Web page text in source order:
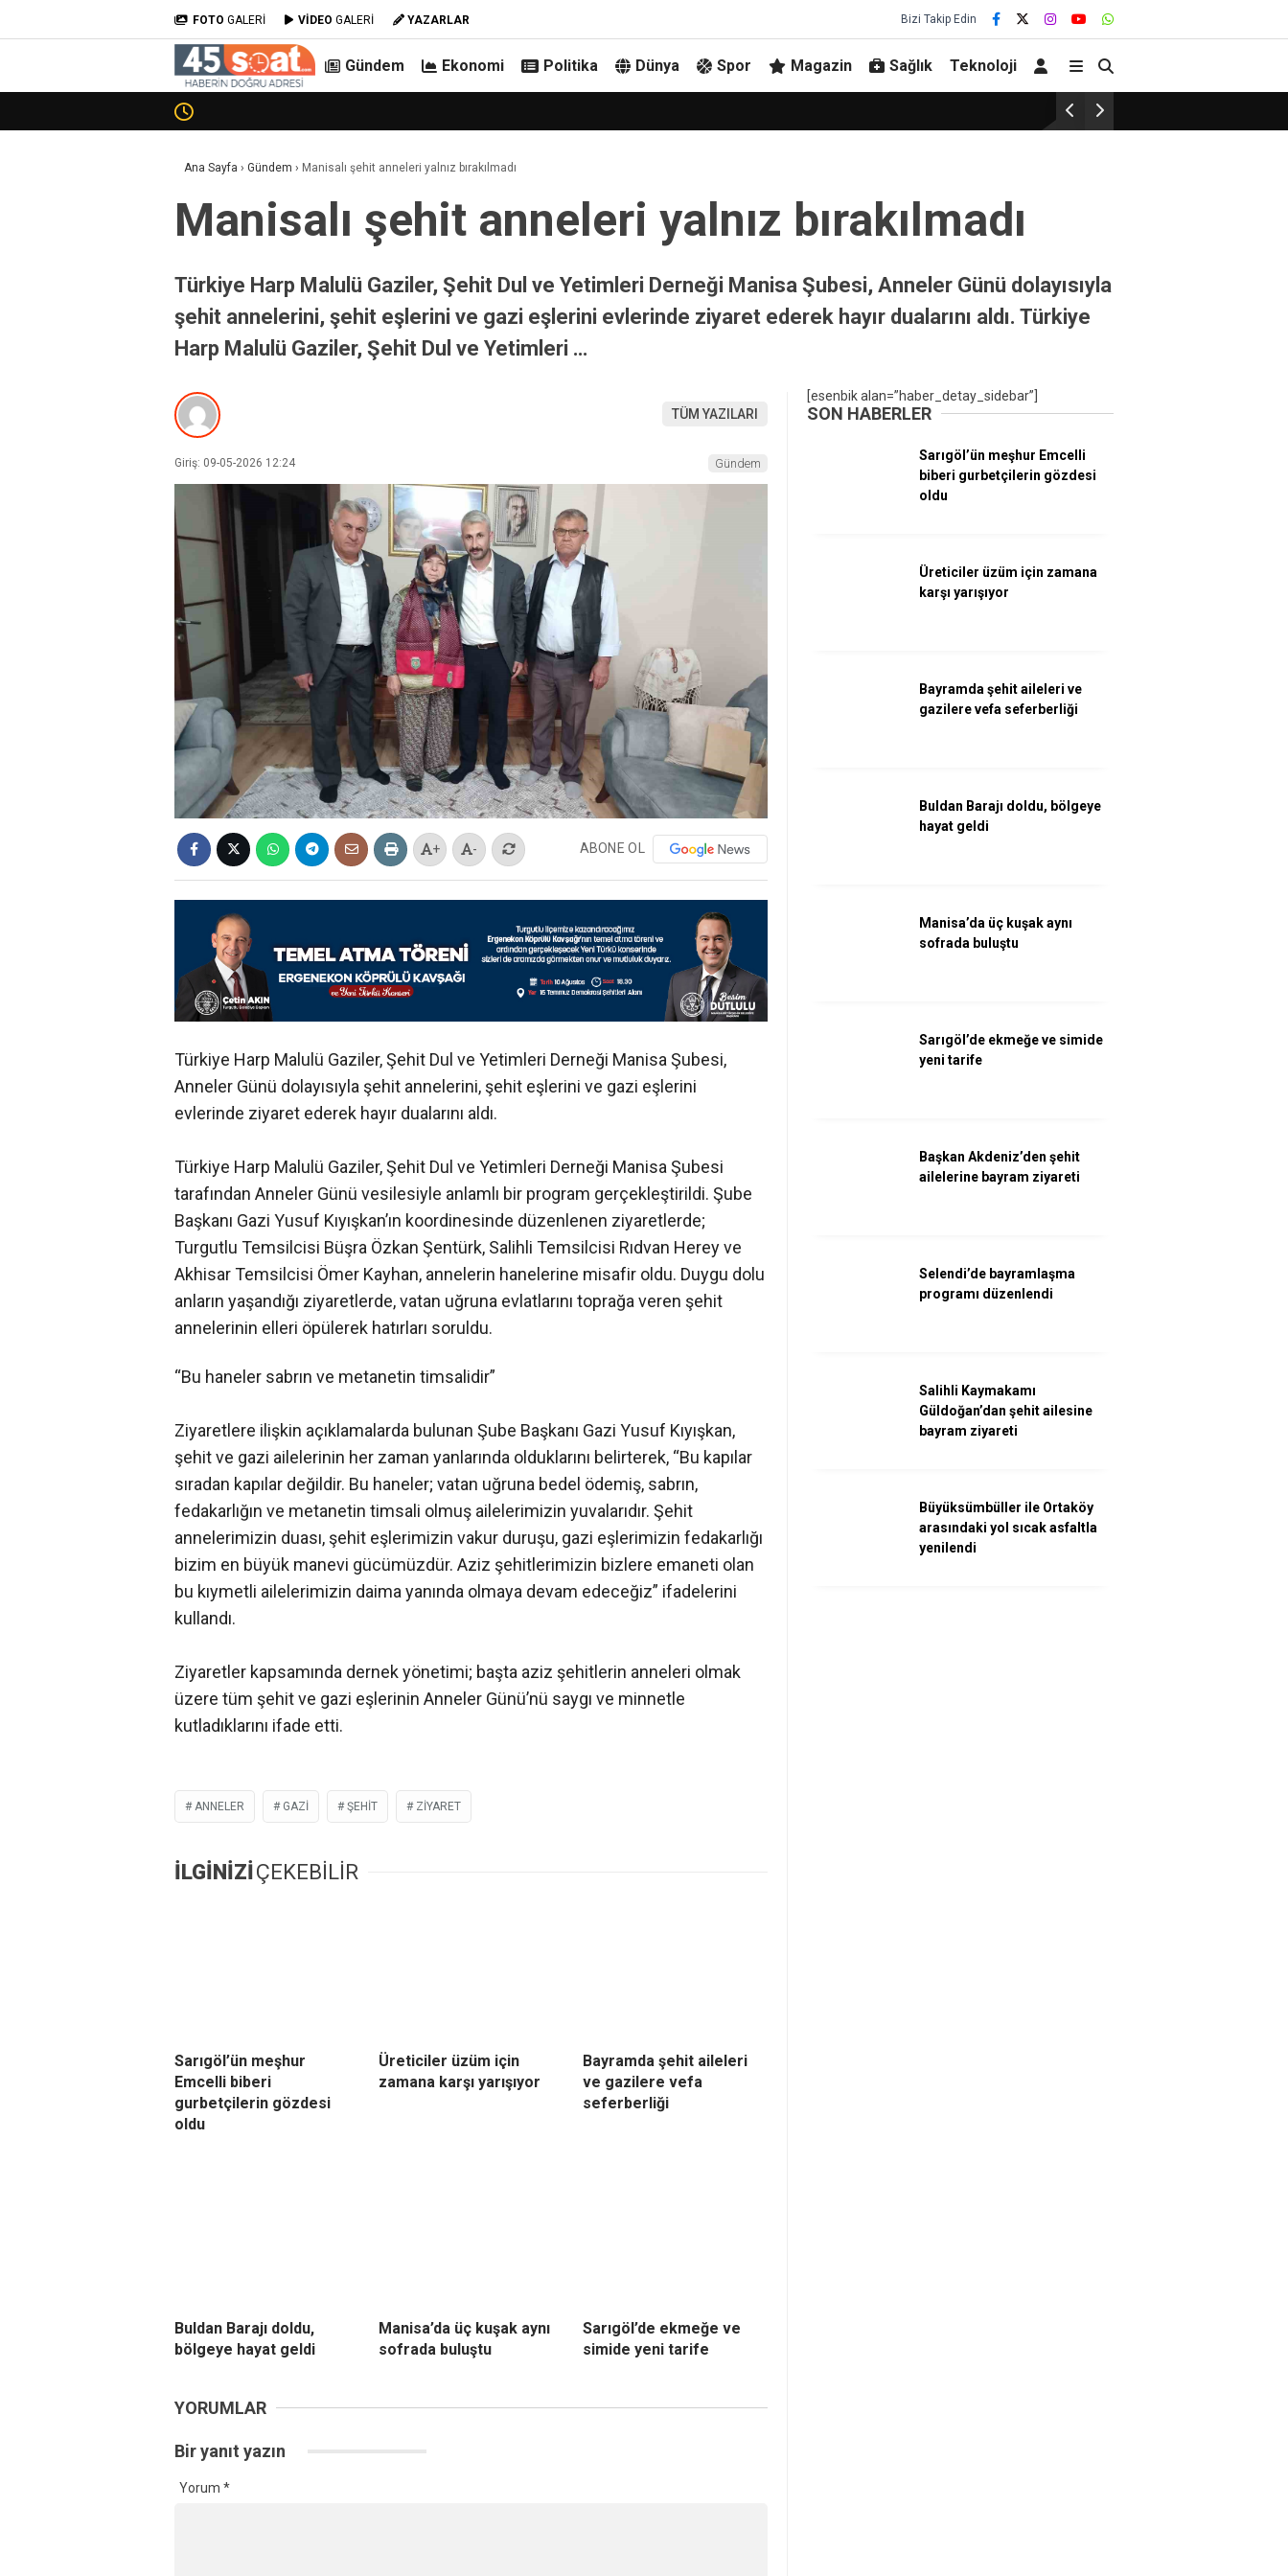
FOTO GALERİ VİDEO GALERİ YAZARLAR Bizi Takip Edin
Gündem Ekonomi Politika Dünya Spor Magazin Sağlık Teknoloji
Ana Sayfa › Gündem › Manisalı şehit anneleri yalnız bırakılmadı
Manisalı şehit anneleri yalnız bırakılmadı
Türkiye Harp Malulü Gaziler, Şehit Dul ve Yetimleri Derneği Manisa Şubesi, Anneler Günü dolayısıyla
şehit annelerini, şehit eşlerini ve gazi eşlerini evlerinde ziyaret ederek hayır dualarını aldı. Türkiye
Harp Malulü Gaziler, Şehit Dul ve Yetimleri …
TÜM YAZILARI
Giriş: 09-05-2026 12:24 Gündem
+ - ABONE OL
Türkiye Harp Malulü Gaziler, Şehit Dul ve Yetimleri Derneği Manisa Şubesi,
Anneler Günü dolayısıyla şehit annelerini, şehit eşlerini ve gazi eşlerini
evlerinde ziyaret ederek hayır dualarını aldı.
Türkiye Harp Malulü Gaziler, Şehit Dul ve Yetimleri Derneği Manisa Şubesi
tarafından Anneler Günü vesilesiyle anlamlı bir program gerçekleştirildi. Şube
Başkanı Gazi Yusuf Kıyışkan’ın koordinesinde düzenlenen ziyaretlerde;
Turgutlu Temsilcisi Büşra Özkan Şentürk, Salihli Temsilcisi Rıdvan Herey ve
Akhisar Temsilcisi Ömer Kayhan, annelerin hanelerine misafir oldu. Duygu dolu
anların yaşandığı ziyaretlerde, vatan uğruna evlatlarını toprağa veren şehit
annelerinin elleri öpülerek hatırları soruldu.
“Bu haneler sabrın ve metanetin timsalidir”
Ziyaretlere ilişkin açıklamalarda bulunan Şube Başkanı Gazi Yusuf Kıyışkan,
şehit ve gazi ailelerinin her zaman yanlarında olduklarını belirterek, “Bu kapılar
sıradan kapılar değildir. Bu haneler; vatan uğruna bedel ödemiş, sabrın,
fedakarlığın ve metanetin timsali olmuş ailelerimizin yuvalarıdır. Şehit
annelerimizin duası, şehit eşlerimizin vakur duruşu, gazi eşlerimizin fedakarlığı
bizim en büyük manevi gücümüzdür. Aziz şehitlerimizin bizlere emaneti olan
bu kıymetli ailelerimizin daima yanında olmaya devam edeceğiz” ifadelerini
kullandı.
Ziyaretler kapsamında dernek yönetimi; başta aziz şehitlerin anneleri olmak
üzere tüm şehit ve gazi eşlerinin Anneler Günü’nü saygı ve minnetle
kutladıklarını ifade etti.
ANNELER GAZI ŞEHIT ZIYARET
İLGİNİZİ ÇEKEBİLİR
Sarıgöl’ün meşhur
Emcelli biberi
gurbetçilerin gözdesi
oldu
Üreticiler üzüm için
zamana karşı yarışıyor
Bayramda şehit aileleri
ve gazilere vefa
seferberliği
Buldan Barajı doldu,
bölgeye hayat geldi
Manisa’da üç kuşak aynı
sofrada buluştu
Sarıgöl’de ekmeğe ve
simide yeni tarife
YORUMLAR
Bir yanıt yazın
Yorum *
[esenbik alan=”haber_detay_sidebar”]
SON HABERLER
Sarıgöl’ün meşhur Emcelli
biberi gurbetçilerin gözdesi
oldu
Üreticiler üzüm için zamana
karşı yarışıyor
Bayramda şehit aileleri ve
gazilere vefa seferberliği
Buldan Barajı doldu, bölgeye
hayat geldi
Manisa’da üç kuşak aynı
sofrada buluştu
Sarıgöl’de ekmeğe ve simide
yeni tarife
Başkan Akdeniz’den şehit
ailelerine bayram ziyareti
Selendi’de bayramlaşma
programı düzenlendi
Salihli Kaymakamı
Güldoğan’dan şehit ailesine
bayram ziyareti
Büyüksümbüller ile Ortaköy
arasındaki yol sıcak asfaltla
yenilendi